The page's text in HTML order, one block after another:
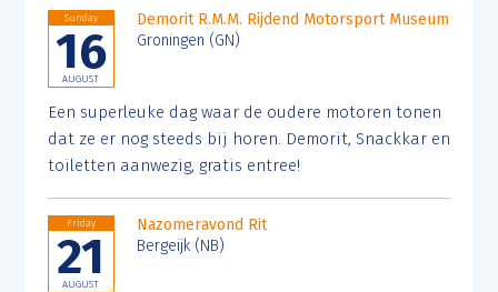
Sunday
16
AUGUST
Demorit R.M.M. Rijdend Motorsport Museum
Groningen (GN)
Een superleuke dag waar de oudere motoren tonen
dat ze er nog steeds bij horen. Demorit, Snackkar en
toiletten aanwezig, gratis entree!
Friday
21
AUGUST
Nazomeravond Rit
Bergeijk (NB)